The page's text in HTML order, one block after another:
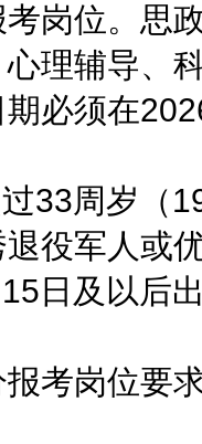
岗位。思
理辅导、
必须在
周岁（
役军人或
日及以后
考岗位要